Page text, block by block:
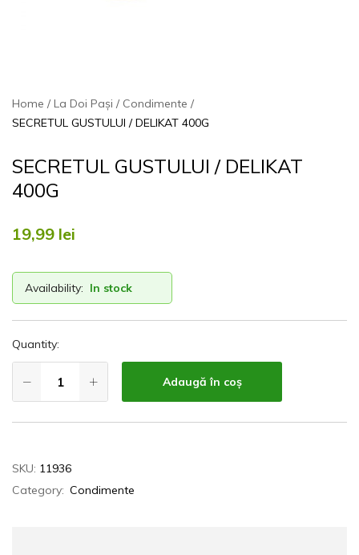
Home La Doi Pași
Condimente
SECRETUL GUSTULUI / DELIKAT 400G
SECRETUL GUSTULUI / DELIKAT
400G
19,99 lei
Availability: In stock
Quantity:
Adaugă în coș
SKU: 11936
Category: Condimente